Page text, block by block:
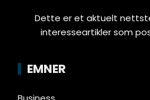
Dette er et aktuelt
interesseartikler som
EMNER